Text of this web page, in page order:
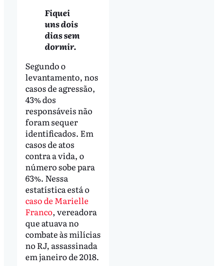
Fiquei
uns dois
dias sem
dormir.
Segundo o
levantamento, nos
casos de agressão,
43% dos
responsáveis não
foram sequer
identificados. Em
casos de atos
contra a vida, o
número sobe para
63%. Nessa
estatística está o
caso de Marielle
Franco, vereadora
que atuava no
combate às milícias
no RJ, assassinada
em janeiro de 2018.